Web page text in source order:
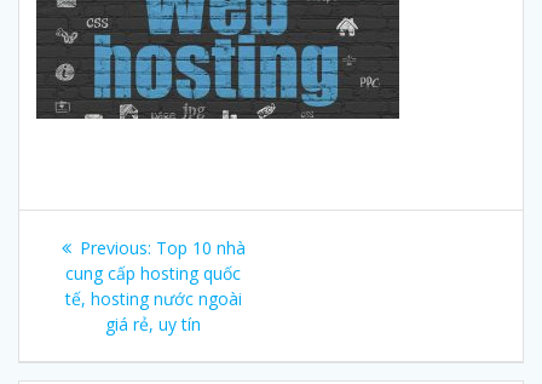
Post
navigation
Previous: Previous
post:
Top 10 nhà
cung cấp hosting quốc
tế, hosting nước ngoài
giá rẻ, uy tín